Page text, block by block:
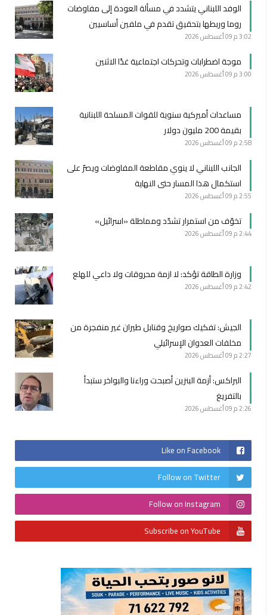
الوفد اللبناني يتشدد في مسألة العودة إلى مفاوضات
روما وربطها بتحقيق تقدم في ملفين أساسيين
3:02 م 09 أغسطس 2026
موجة اضطرابات وتحركات اجتماعية غدًا الاثنين
3:00 م 09 أغسطس 2026
مساعدات أميركية سنوية للقوات المسلحة اللبنانية
بقيمة 200 مليون دولار
2:58 م 09 أغسطس 2026
الجانب اللبناني لا ينوي مقاطعة المفاوضات ويصرّ على
استكمال هذا المسار حتى النهاية
2:55 م 09 أغسطس 2026
تخوّف من استمرار تشدّد ومماطلة «اسرائيل»
2:44 م 09 أغسطس 2026
وزارة الطاقة تؤكد: لا ازمة محروقات ولا داعي للهلع
2:42 م 09 أغسطس 2026
الجيش: تفكيك صواريخ وقنابل طيران غير منفجرة من
مخلفات العدوان الإسرائيلي
2:27 م 09 أغسطس 2026
البراكس: أزمة البنزين أصبحت وراءنا والبواخر ستبدأ
بالتفريغ
2:26 م 09 أغسطس 2026
Like on Facebook
Follow on Twitter
Follow on Instagram
Subscribe on YouTube